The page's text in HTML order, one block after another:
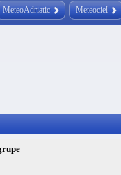
MeteoAdriatic Meteociel